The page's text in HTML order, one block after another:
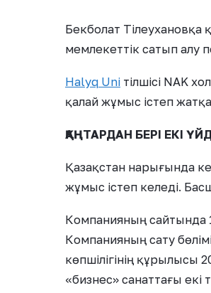
Бекболат Тілеухановқа
мемлекеттік сатып алу
Halyq Uni тілшісі NAK
қалай жұмыс істеп
ҚАҢТАРДАН БЕРІ ЕКІ
Қазақстан нарығында
жұмыс істеп келеді.
Компанияның сайтында
Компанияның сату
көпшілігінің құрылысы
«бизнес» санаттағы